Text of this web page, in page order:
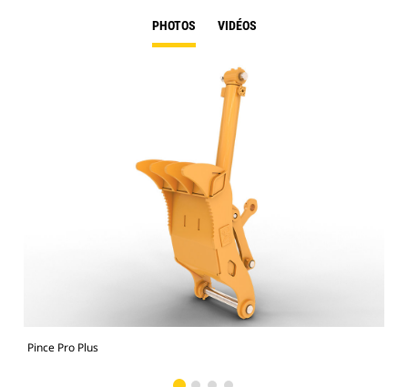
PHOTOS VIDÉOS
Pince Pro Plus